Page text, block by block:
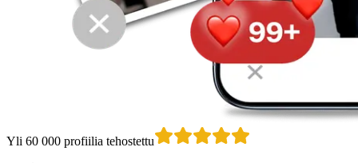
Yli 60 000 profiilia tehostettu